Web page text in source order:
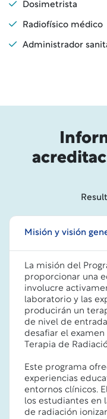
Dosimetrista
Radiofísico médico
Administrador
Misión y visión
La misión del
proporcionar una
involucre
laboratorio y las
producirán un
de nivel de
desafiar el
Terapia de
Este programa
experiencias
entornos clínicos.
los estudiantes en
de radiación